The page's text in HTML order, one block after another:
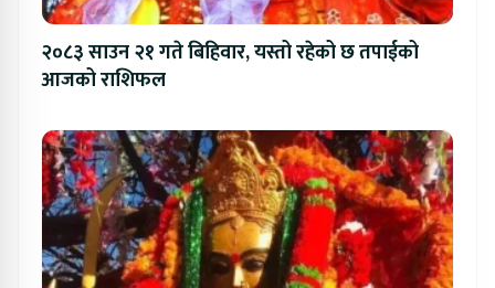
२०८३ साउन २१ गते बिहिवार, यस्तो रहेको छ तपाईको
आजको राशिफल